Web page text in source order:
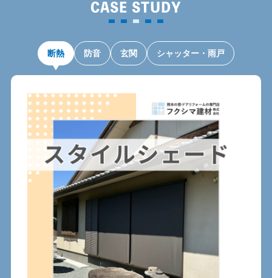
CASE STUDY
断熱 防音 玄関 シャッター・雨戸